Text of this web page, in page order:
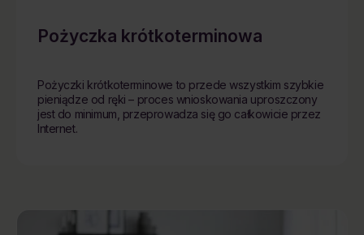
Pożyczka krótkoterminowa
Pożyczki krótkoterminowe to przede wszystkim szybkie
pieniądze od ręki – proces wnioskowania uproszczony
jest do minimum, przeprowadza się go całkowicie przez
Internet.